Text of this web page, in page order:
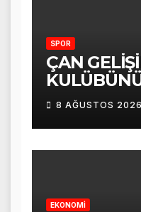
SPOR
ÇAN
COŞKUYLA
8 AĞUSTOS 2026
EKONOMİ